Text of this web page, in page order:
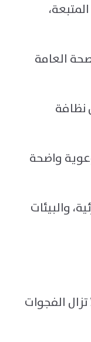
العامة
نظافة
واضحة
والبيئات
الفجوات